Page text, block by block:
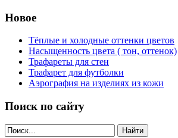
Новое
Тёплые и холодные оттенки цветов
Насыщенность цвета ( тон, оттенок)
Трафареты для стен
Трафарет для футболки
Аэрография на изделиях из кожи
Поиск по сайту
Найти